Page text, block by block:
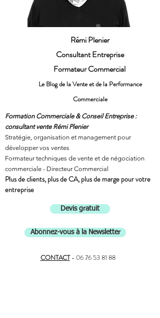
Rémi Plenier
Consultant Entreprise
Formateur Commercial
Le Blog de la Vente et de la Performance
Commerciale
Formation Commerciale & Conseil Entreprise :
consultant vente Rémi Plenier
Stratégie, organisation et management pour
développer vos ventes
Formateur techniques de vente et de négociation
commerciale - Directeur Commercial
Plus de clients, plus de CA, plus de marge pour votre
entreprise
Devis gratuit
Abonnez-vous à la Newsletter
CONTACT- 06 76 53 81 88